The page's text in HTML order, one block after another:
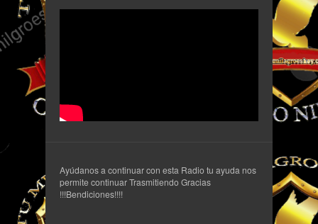
Ayúdanos a continuar con esta Radio tu ayuda nos
permite continuar Trasmitiendo Gracias
!!!Bendiciones!!!!